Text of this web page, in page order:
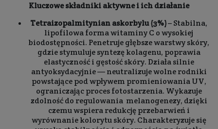
Kluczowe składniki aktywne i ich działanie
Tetraizopalmitynian askorbylu (3%)– Stabilna,
lipofilowa forma witaminy C o wysokiej
biodostępności. Penetruje głębsze warstwy skóry,
gdzie stymuluje syntezę kolagenu, poprawia
elastyczność i gęstość skóry. Działa silnie
antyoksydacyjnie — neutralizuje wolne rodniki
powstające pod wpływem promieniowania UV,
ograniczając proces fotostarzenia. Wykazuje
zdolność do regulowania melanogenezy, dzięki
czemu wspiera redukcję przebarwień i
wyrównanie kolorytu skóry. Charakteryzuje się